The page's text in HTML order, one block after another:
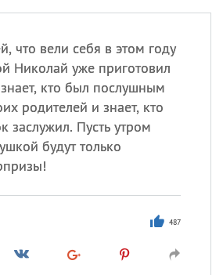
что вели себя в этом году
Николай уже приготовил
кто был послушным
родителей и знает, кто
заслужил. Пусть утром
будут только
487